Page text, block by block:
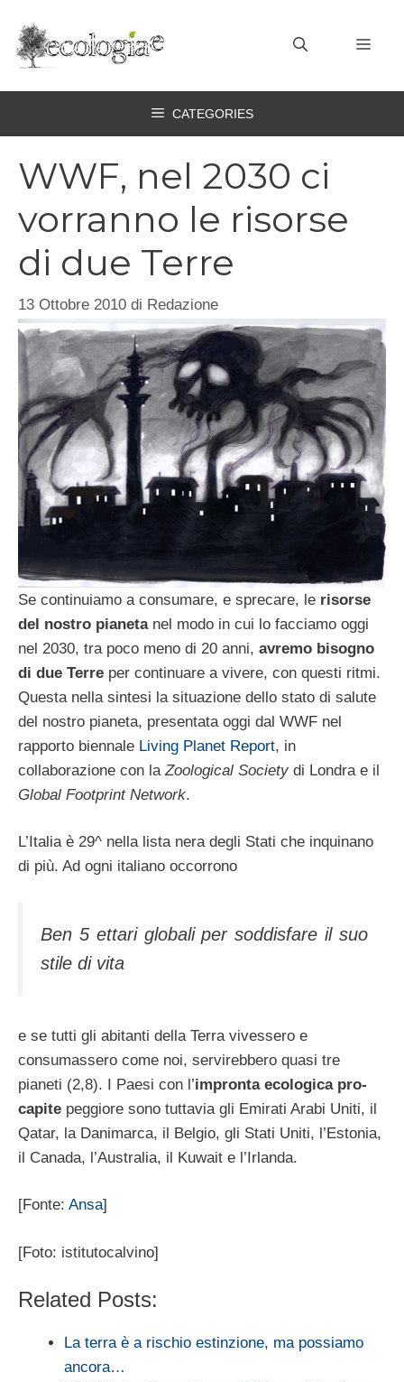
contenuto
CATEGORIES
WWF, nel 2030 ci
vorranno le risorse
di due Terre
13 Ottobre 2010 di Redazione
Se continuiamo a consumare, e sprecare, le risorse
del nostro pianetanel modo in cui lo facciamo oggi
nel 2030, tra poco meno di 20 anni, avremo bisogno
di due Terre per continuare a vivere, con questi ritmi.
Questa nella sintesi la situazione dello stato di salute
del nostro pianeta, presentata oggi dal WWF nel
rapporto biennale Living Planet Report, in
collaborazione con laZoological Society di Londra e il
Global Footprint Network.
L’Italia è 29^ nella lista nera degli Stati che inquinano
di più. Ad ogni italiano occorrono
Ben 5 ettari globali per soddisfare il suo
stile di vita
e se tutti gli abitanti della Terra vivessero e
consumassero come noi, servirebbero quasi tre
pianeti (2,8). I Paesi con l’impronta ecologica pro-
capite peggiore sono tuttavia gli Emirati Arabi Uniti, il
Qatar, la Danimarca, il Belgio, gli Stati Uniti, l’Estonia,
il Canada, l’Australia, il Kuwait e l’Irlanda.
[Fonte: Ansa]
[Foto: istitutocalvino]
Related Posts:
La terra è a rischio estinzione, ma possiamo
ancora…